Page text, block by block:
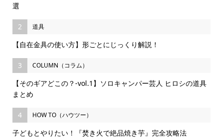
選
2 道具
【自在金具の使い方】形ごとにじっくり解説！
3 COLUMN（コラム）
【そのギアどこの？-vol.1】ソロキャンパー芸人 ヒロシの道具
まとめ
4 HOW TO（ハウツー）
子どもとやりたい！『焚き火で絶品焼き芋』完全攻略法